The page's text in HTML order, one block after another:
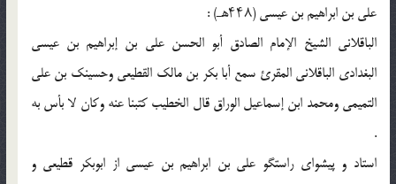
علی بن ابراهیم بن عیسی (۴۴۸هـ) :
الباقلانی الشیخ الإمام الصادق أبو الحسن علی بن إبراهیم بن عیسى
البغدادی الباقلانی المقرئ سمع أبا بکر بن مالک القطیعی وحسینک بن علی
التمیمی ومحمد ابن إسماعیل الوراق قال الخطیب کتبنا عنه وکان لا بأس به
.
استاد و پیشوای راستگو علی بن ابراهیم بن عیسی از ابوبکر قطیعی و